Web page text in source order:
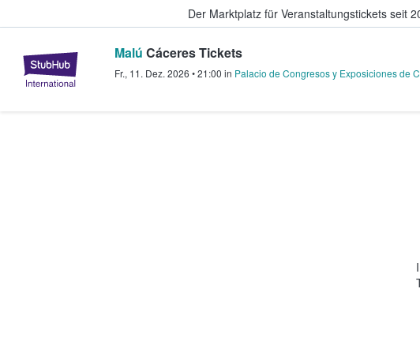
Der Marktplatz für Veranstaltungstickets seit
StubHub - Wo Fans Tickets kaufen &
Malú Cáceres Tickets
Fr., 11. Dez. 2026 •21:00 in Palacio de Congresos y Exposiciones de